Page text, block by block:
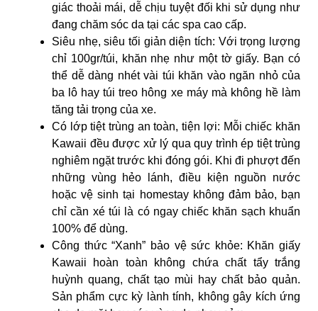
giác thoải mái, dễ chịu tuyệt đối khi sử dụng như
đang chăm sóc da tại các spa cao cấp.
Siêu nhẹ, siêu tối giản diện tích: Với trọng lượng
chỉ 100gr/túi, khăn nhẹ như một tờ giấy. Bạn có
thể dễ dàng nhét vài túi khăn vào ngăn nhỏ của
ba lô hay túi treo hông xe máy mà không hề làm
tăng tải trọng của xe.
Có lớp tiệt trùng an toàn, tiện lợi: Mỗi chiếc khăn
Kawaii đều được xử lý qua quy trình ép tiệt trùng
nghiêm ngặt trước khi đóng gói. Khi đi phượt đến
những vùng hẻo lánh, điều kiện nguồn nước
hoặc vệ sinh tại homestay không đảm bảo, bạn
chỉ cần xé túi là có ngay chiếc khăn sạch khuẩn
100% để dùng.
Công thức “Xanh” bảo vệ sức khỏe: Khăn giấy
Kawaii hoàn toàn không chứa chất tẩy trắng
huỳnh quang, chất tạo mùi hay chất bảo quản.
Sản phẩm cực kỳ lành tính, không gây kích ứng